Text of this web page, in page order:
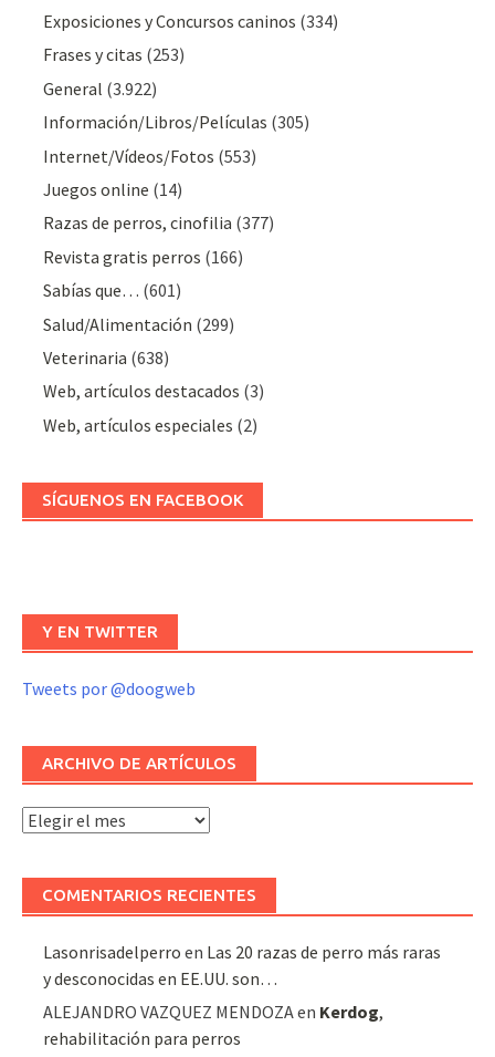
Exposiciones y Concursos caninos (334)
Frases y citas (253)
General (3.922)
Información/Libros/Películas (305)
Internet/Vídeos/Fotos (553)
Juegos online (14)
Razas de perros, cinofilia (377)
Revista gratis perros (166)
Sabías que… (601)
Salud/Alimentación (299)
Veterinaria (638)
Web, artículos destacados (3)
Web, artículos especiales (2)
SÍGUENOS EN FACEBOOK
Y EN TWITTER
Tweets por @doogweb
ARCHIVO DE ARTÍCULOS
Archivo
COMENTARIOS RECIENTES
Lasonrisadelperro en Las 20 razas de perro más raras
y desconocidas en EE.UU. son…
ALEJANDRO VAZQUEZ MENDOZAen Kerdog,
rehabilitación para perros